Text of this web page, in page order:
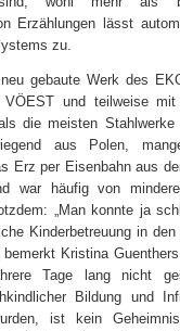
Erzählungen lässt
zu.
gebaute Werk des
VÖEST und teilweise
die meisten
aus Polen,
Erz per Eisenbahn aus
war häufig von
„Man konnte ja
Kinderbetreuung in
Kristina
Tage lang nicht
Bildung und
ist kein